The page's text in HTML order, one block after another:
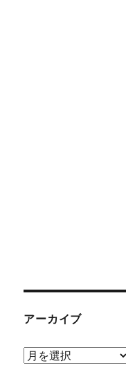
アーカイブ
ア